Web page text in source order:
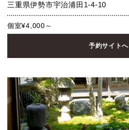
三重県伊勢市宇治浦田1-4-10
個室¥4,000～
予約サイトへ